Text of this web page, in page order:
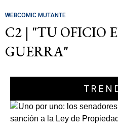
WEBCOMIC MUTANTE
C2 | "TU OFICIO
GUERRA"